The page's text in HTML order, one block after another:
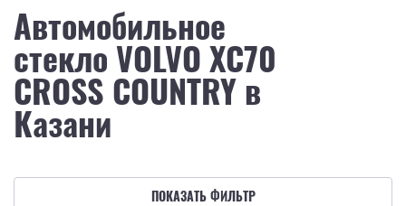
Автомобильное
стекло VOLVO XC70
CROSS COUNTRY в
Казани
ПОКАЗАТЬ ФИЛЬТР